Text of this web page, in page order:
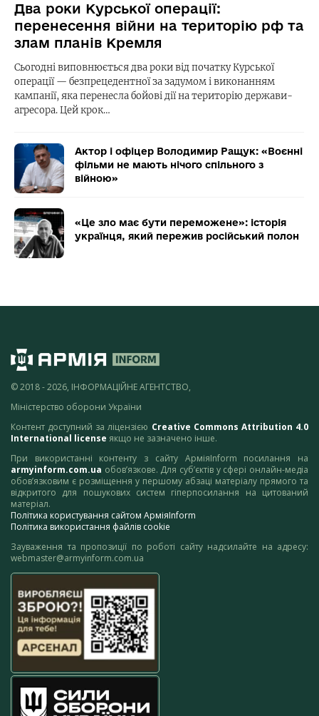
Два роки Курської операції:
перенесення війни на територію рф та
злам планів Кремля
Сьогодні виповнюється два роки від початку Курської
операції — безпрецедентної за задумом і виконанням
кампанії, яка перенесла бойові дії на територію держави-
агресора. Цей крок…
Актор і офіцер Володимир Ращук: «Воєнні
фільми не мають нічого спільного з
війною»
«Це зло має бути переможене»: історія
українця, який пережив російський полон
© 2018 - 2026, ІНФОРМАЦІЙНЕ АГЕНТСТВО,
Міністерство оборони України
Контент доступний за ліцензією Creative Commons Attribution 4.0
International license якщо не зазначено інше.
При використанні контенту з сайту АрміяInform посилання на
armyinform.com.ua обов’язкове. Для суб’єктів у сфері онлайн-медіа
обов’язковим є розміщення у першому абзаці матеріалу прямого та
відкритого для пошукових систем гіперпосилання на цитований
матеріал.
Політика користування сайтом АрміяInform
Політика використання файлів cookie
Зауваження та пропозиції по роботі сайту надсилайте на адресу:
webmaster@armyinform.com.ua